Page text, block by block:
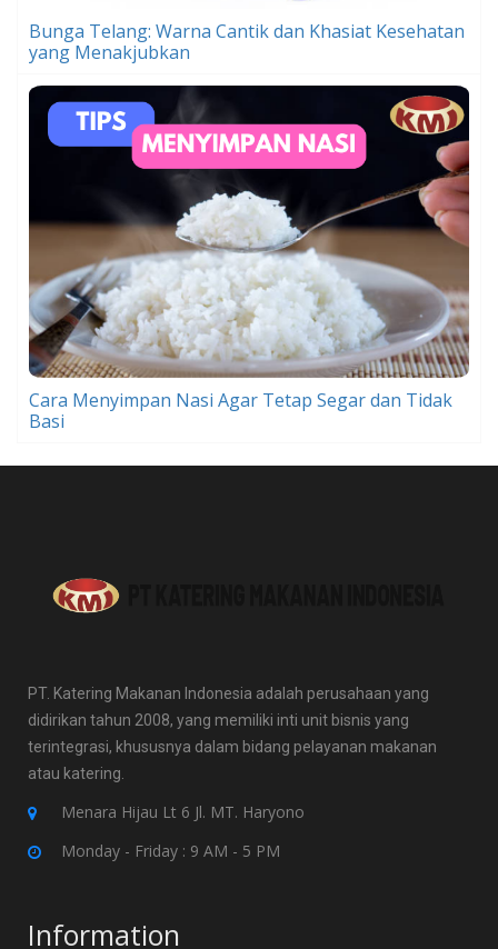
Bunga Telang: Warna Cantik dan Khasiat Kesehatan
yang Menakjubkan
Cara Menyimpan Nasi Agar Tetap Segar dan Tidak
Basi
PT. Katering Makanan Indonesia adalah perusahaan yang
didirikan tahun 2008, yang memiliki inti unit bisnis yang
terintegrasi, khususnya dalam bidang pelayanan makanan
atau katering.
Menara Hijau Lt 6 Jl. MT. Haryono
Monday - Friday : 9 AM - 5 PM
Information